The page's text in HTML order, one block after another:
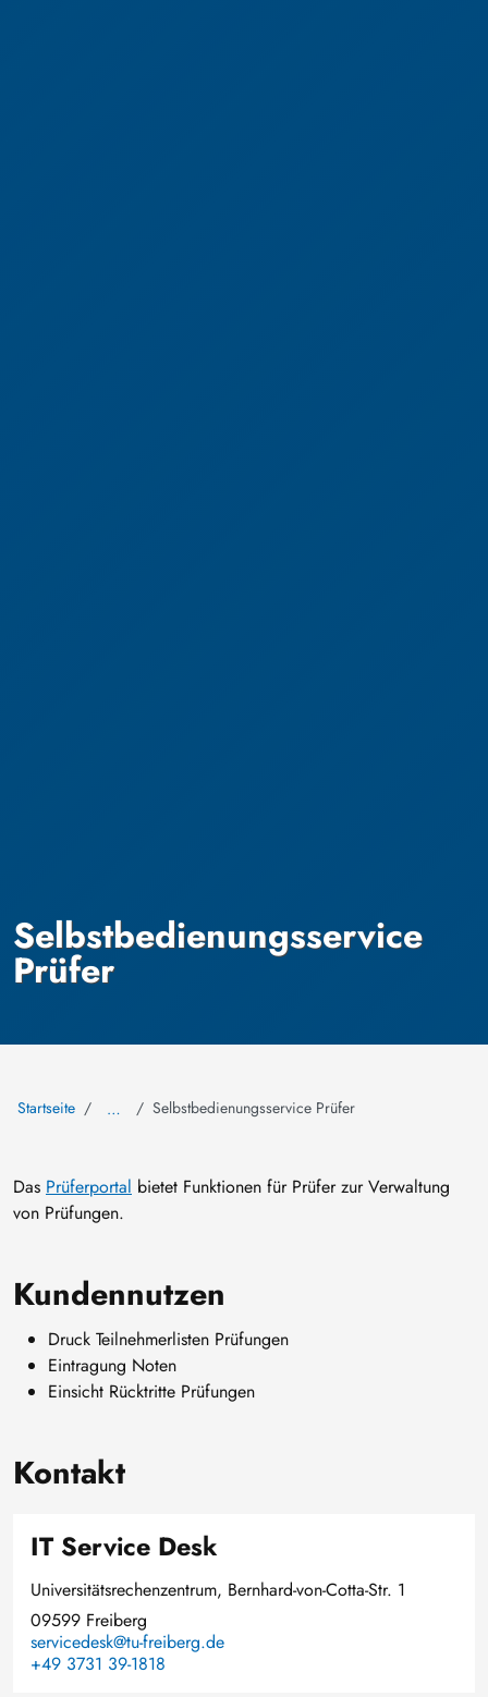
Selbstbedienungsservice
Prüfer
Startseite … Selbstbedienungsservice Prüfer
Das Prüferportal bietet Funktionen für Prüfer zur Verwaltung
von Prüfungen.
Kundennutzen
Druck Teilnehmerlisten Prüfungen
Eintragung Noten
Einsicht Rücktritte Prüfungen
Kontakt
IT Service Desk
Universitätsrechenzentrum, Bernhard-von-Cotta-Str. 1
09599 Freiberg
servicedesk@tu-freiberg.de
+49 3731 39-1818